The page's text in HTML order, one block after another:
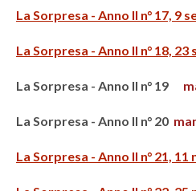
La Sorpresa - Anno II n° 17, 9
La Sorpresa - Anno II n° 18,
La Sorpresa - Anno II n° 19
La Sorpresa - Anno II n° 20
La Sorpresa - Anno II n° 21,